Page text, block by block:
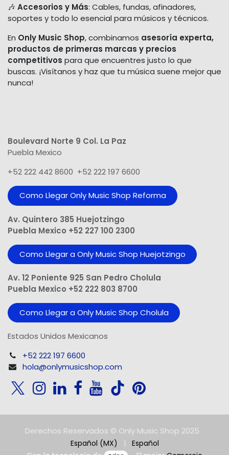
🎶 Accesorios y Más: Cables, fundas, afinadores,
soportes y todo lo esencial para músicos y técnicos.
En Only Music Shop, combinamos asesoría experta,
productos de primeras marcas y precios
competitivos para que encuentres justo lo que
buscas. ¡Visítanos y haz que tu música suene mejor que
nunca!
Boulevard Norte 9 Col. La Paz
Puebla Mexico
+52 222 442 8600 +52 222 197 6600
Como Llegar Only Music Shop​ Reforma
Av. Quintero 385 Huejotzingo
Puebla Mexico +52 227 100 2300
Como Llegar a Only Music Shop Huejotzingo
Av. 12 Poniente 925 San Pedro Cholula
Puebla Mexico +52 222 803 8700
Como Llegar a Only Music Shop Cholula
Estados Unidos Mexicanos
+52 222 197 6600
hola@onlymusicshop.com
Derechos Reservados © Only Music Shop 2025
Español (MX) |
Español